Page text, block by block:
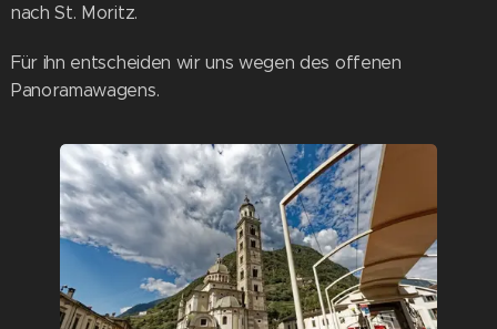
nach St. Moritz.
Für ihn entscheiden wir uns wegen des offenen
Panoramawagens.